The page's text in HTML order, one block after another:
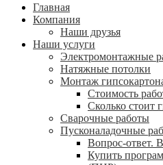
Главная
Компания
Наши друзья
Наши услуги
Электромонтажные
Натяжные потолки
Монтаж
Стоимость
Сколько стоит
Сварочные работы
Пусконаладочные
Вопрос-ответ.
Купить